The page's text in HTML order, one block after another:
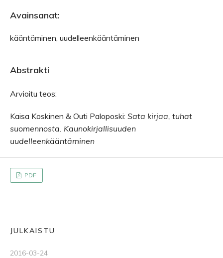
Avainsanat:
kääntäminen, uudelleenkääntäminen
Abstrakti
Arvioitu teos:
Kaisa Koskinen & Outi Paloposki: Sata kirjaa, tuhat
suomennosta. Kaunokirjallisuuden
uudelleenkääntäminen
PDF
JULKAISTU
2016-03-24